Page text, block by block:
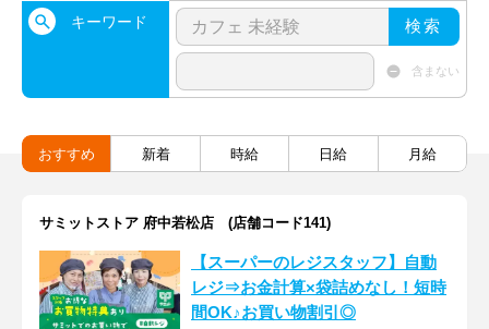
キーワード 検索
含まない
おすすめ 新着 時給 日給 月給
サミットストア 府中若松店 (店舗コード141)
【スーパーのレジスタッフ】自動
レジ⇒お金計算×袋詰めなし！短時
間OK♪お買い物割引◎